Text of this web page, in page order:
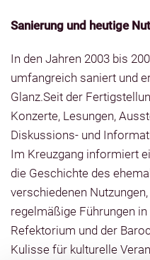
Sanierung und heutige
In den Jahren 2003 bis
umfangreich saniert und
Glanz.Seit der
Konzerte, Lesungen,
Diskussions- und
Im Kreuzgang informiert
die Geschichte des
verschiedenen
regelmäßige Führungen
Refektorium und der
Kulisse für kulturelle